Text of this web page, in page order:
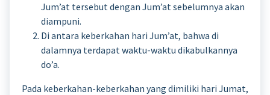
Jum’at tersebut dengan Jum’at sebelumnya akan
diampuni.
Di antara keberkahan hari Jum’at, bahwa di
dalamnya terdapat waktu-waktu dikabulkannya
do’a.
Pada keberkahan-keberkahan yang dimiliki hari Jumat,